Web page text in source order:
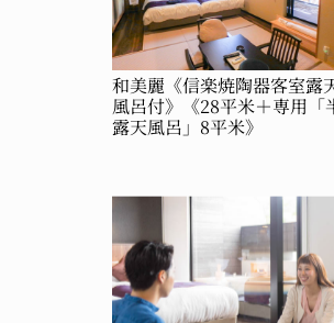
和美麗《信楽焼陶器客室露
風呂付》《28平米＋専用「
露天風呂」8平米》